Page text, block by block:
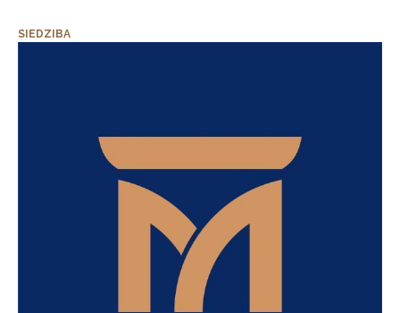
SIEDZIBA